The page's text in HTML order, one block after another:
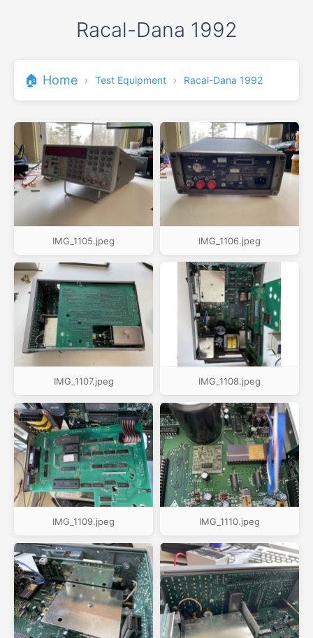
Racal-Dana 1992
🏠 Home › Test Equipment › Racal-Dana 1992
IMG_1105.jpeg IMG_1106.jpeg
IMG_1107.jpeg IMG_1108.jpeg
IMG_1109.jpeg IMG_1110.jpeg